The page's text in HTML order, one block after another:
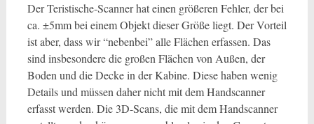
Der Teristische-Scanner hat einen größeren Fehler, der bei
ca. ±5mm bei einem Objekt dieser Größe liegt. Der Vorteil
ist aber, dass wir “nebenbei” alle Flächen erfassen. Das
sind insbesondere die großen Flächen von Außen, der
Boden und die Decke in der Kabine. Diese haben wenig
Details und müssen daher nicht mit dem Handscanner
erfasst werden. Die 3D-Scans, die mit dem Handscanner